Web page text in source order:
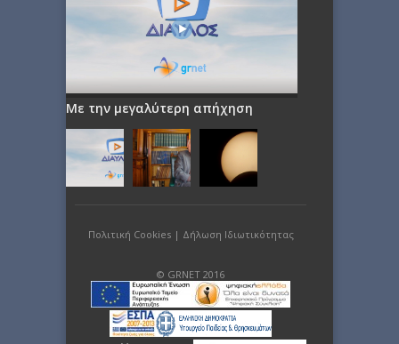
Με την μεγαλύτερη απήχηση
Πολιτική Cookies| Δήλωση Ιδιωτικότητας
© GRNET 2016